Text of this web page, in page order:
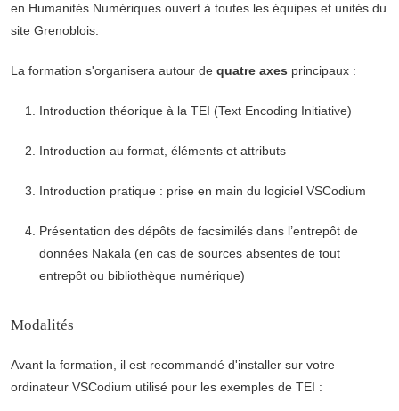
en Humanités Numériques ouvert à toutes les équipes et unités du
site Grenoblois.
La formation s'organisera autour de quatre axes principaux :
Introduction théorique à la TEI (Text Encoding Initiative)
Introduction au format, éléments et attributs
Introduction pratique : prise en main du logiciel VSCodium
Présentation des dépôts de facsimilés dans l’entrepôt de
données Nakala (en cas de sources absentes de tout
entrepôt ou bibliothèque numérique)
Modalités
Avant la formation, il est recommandé d'installer sur votre
ordinateur VSCodium utilisé pour les exemples de TEI :